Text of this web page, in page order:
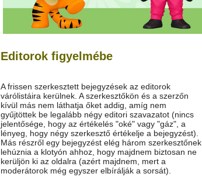
Editorok figyelmébe
A frissen szerkesztett bejegyzések az editorok
várólistáira kerülnek. A szerkesztőkön és a szerzőn
kívül más nem láthatja őket addig, amíg nem
gyűjtöttek be legalább négy editori szavazatot (nincs
jelentősége, hogy az értékelés "oké" vagy "gáz", a
lényeg, hogy négy szerkesztő értékelje a bejegyzést).
Más részről egy bejegyzést elég három szerkesztőnek
lehúznia a klotyón ahhoz, hogy majdnem biztosan ne
kerüljön ki az oldalra (azért majdnem, mert a
moderátorok még egyszer elbírálják a sorsát).